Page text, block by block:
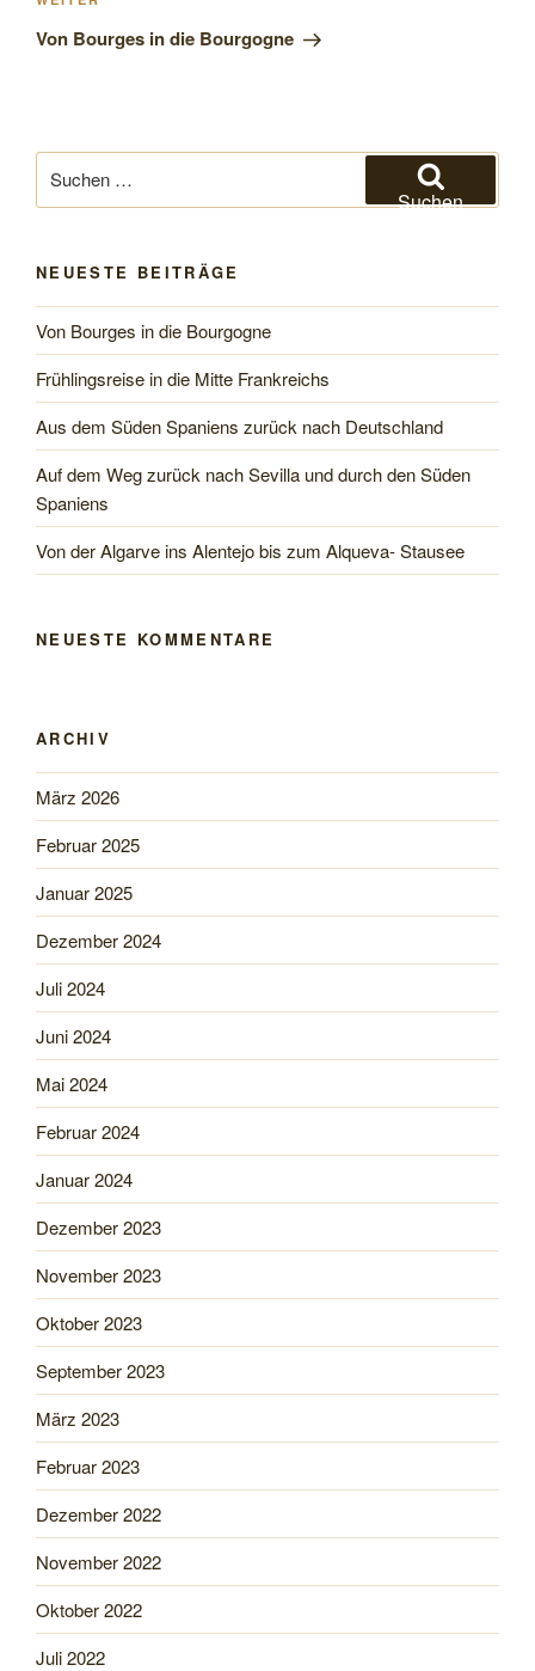
Beitrag
Von Bourges in die Bourgogne
nach:
Suchen
NEUESTE BEITRÄGE
Von Bourges in die Bourgogne
Frühlingsreise in die Mitte Frankreichs
Aus dem Süden Spaniens zurück nach Deutschland
Auf dem Weg zurück nach Sevilla und durch den Süden
Spaniens
Von der Algarve ins Alentejo bis zum Alqueva- Stausee
NEUESTE KOMMENTARE
ARCHIV
März 2026
Februar 2025
Januar 2025
Dezember 2024
Juli 2024
Juni 2024
Mai 2024
Februar 2024
Januar 2024
Dezember 2023
November 2023
Oktober 2023
September 2023
März 2023
Februar 2023
Dezember 2022
November 2022
Oktober 2022
Juli 2022